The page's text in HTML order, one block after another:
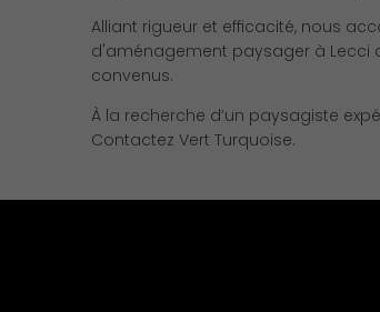
Alliant rigueur et efficacité, nous
d'aménagement paysager à Lecci
convenus.
À la recherche d’un paysagiste
Contactez Vert Turquoise.